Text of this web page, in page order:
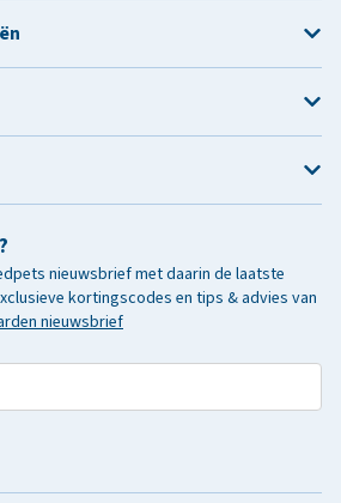
nieuwsbrief met daarin de laatste
kortingscodes en tips & advies van
nieuwsbrief